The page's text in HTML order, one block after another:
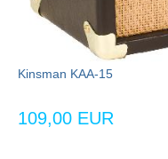
Kinsman KAA-15
109,00 EUR